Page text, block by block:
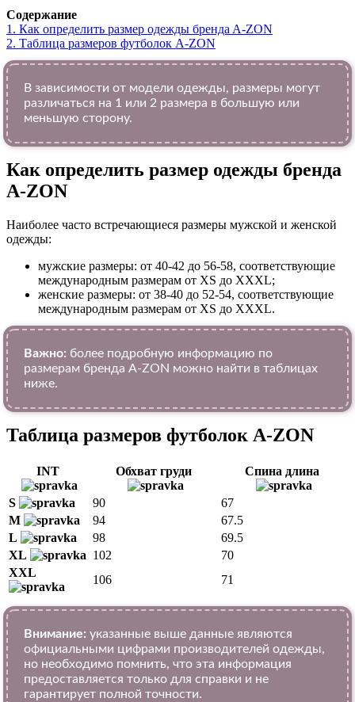
Содержание
1. Как определить размер одежды брендa A-ZON
2. Таблица размеров футболок A-ZON
В зависимости от модели одежды, размеры могут
различаться на 1 или 2 размера в большую или
меньшую сторону.
Как определить размер одежды брендa
A-ZON
Наиболее часто встречающиеся размеры мужской и женской
одежды:
мужские размеры: от 40-42 до 56-58, соответствующие
международным размерам от XS до XXXL;
женские размеры: от 38-40 до 52-54, соответствующие
международным размерам от XS до XXXL.
Важно: более подробную информацию по
размерам бренда A-ZON можно найти в таблицах
ниже.
Таблица размеров футболок A-ZON
INT Обхват груди Спина длина
S 90
67
M
94
67.5
L
98
69.5
XL
102
70
XXL
106 71
Внимание: указанные выше данные являются
официальными цифрами производителей одежды,
но необходимо помнить, что эта информация
предоставляется только для справки и не
гарантирует полной точности.